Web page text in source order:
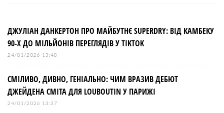
ДЖУЛІАН ДАНКЕРТОН ПРО МАЙБУТНЄ SUPERDRY: ВІД КАМБЕКУ
90-Х ДО МІЛЬЙОНІВ ПЕРЕГЛЯДІВ У TIKTOK
24/01/2026 13:48
СМІЛИВО, ДИВНО, ГЕНІАЛЬНО: ЧИМ ВРАЗИВ ДЕБЮТ
ДЖЕЙДЕНА СМІТА ДЛЯ LOUBOUTIN У ПАРИЖІ
24/01/2026 13:37